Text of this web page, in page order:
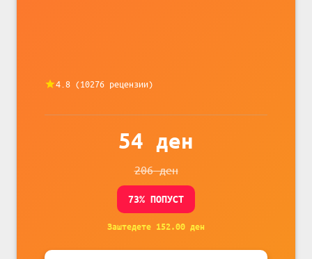
4.8 (10276 рецензии)
54 ден
206ден
73% ПОПУСТ
Заштедете 152.00 ден